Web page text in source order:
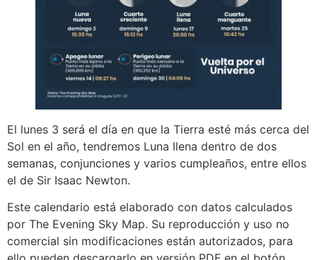
El lunes 3 será el día en que la Tierra esté más cerca del
Sol en el año, tendremos Luna llena dentro de dos
semanas, conjunciones y varios cumpleaños, entre ellos
el de Sir Isaac Newton.
Este calendario está elaborado con datos calculados
por The Evening Sky Map. Su reproducción y uso no
comercial sin modificaciones están autorizados, para